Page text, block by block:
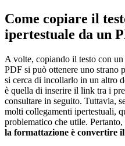
Come copiare il
ipertestuale da un
A volte, copiando il testo con
PDF si può ottenere uno strano
si cerca di incollarlo in un altro
è quella di inserire il link tra i
consultare in seguito. Tuttavia,
molti collegamenti ipertestuali,
problematico che utile. Pertanto,
la formattazione è convertire